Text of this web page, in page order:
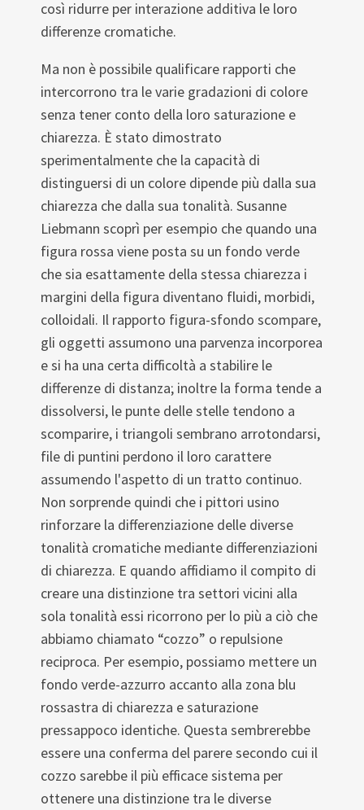
così ridurre per interazione additiva le loro
differenze cromatiche.
Ma non è possibile qualificare rapporti che
intercorrono tra le varie gradazioni di colore
senza tener conto della loro saturazione e
chiarezza. È stato dimostrato
sperimentalmente che la capacità di
distinguersi di un colore dipende più dalla sua
chiarezza che dalla sua tonalità. Susanne
Liebmann scoprì per esempio che quando una
figura rossa viene posta su un fondo verde
che sia esattamente della stessa chiarezza i
margini della figura diventano fluidi, morbidi,
colloidali. Il rapporto figura-sfondo scompare,
gli oggetti assumono una parvenza incorporea
e si ha una certa difficoltà a stabilire le
differenze di distanza; inoltre la forma tende a
dissolversi, le punte delle stelle tendono a
scomparire, i triangoli sembrano arrotondarsi,
file di puntini perdono il loro carattere
assumendo l'aspetto di un tratto continuo.
Non sorprende quindi che i pittori usino
rinforzare la differenziazione delle diverse
tonalità cromatiche mediante differenziazioni
di chiarezza. E quando affidiamo il compito di
creare una distinzione tra settori vicini alla
sola tonalità essi ricorrono per lo più a ciò che
abbiamo chiamato “cozzo” o repulsione
reciproca. Per esempio, possiamo mettere un
fondo verde-azzurro accanto alla zona blu
rossastra di chiarezza e saturazione
pressappoco identiche. Questa sembrerebbe
essere una conferma del parere secondo cui il
cozzo sarebbe il più efficace sistema per
ottenere una distinzione tra le diverse